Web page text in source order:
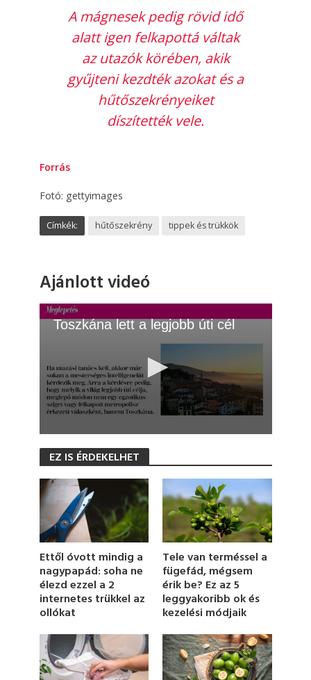
A mágnesek pedig rövid idő
alatt igen felkapottá váltak
az utazók körében, akik
gyűjteni kezdték azokat és a
hűtőszekrényeiket
díszítették vele.
Forrás
Fotó: gettyimages
Címkék: hűtőszekrény tippek és trükkök
Ajánlott videó
Toszkána lett a legjobb úti cél
s
o
n
d
o
m
i
n
u
t
e
s
e
EZ IS ÉRDEKELHET
Ettől óvott mindig a
nagypapád: soha ne
élezd ezzel a 2
internetes trükkel az
ollókat
Tele van terméssel a
fügefád, mégsem
érik be? Ez az 5
leggyakoribb ok és
kezelési módjaik